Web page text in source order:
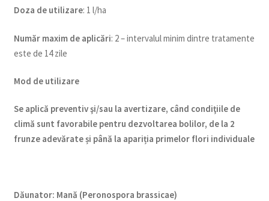
Doza de utilizare: 1 l/ha
Număr maxim de aplicări: 2 – intervalul minim dintre tratamente
este de 14 zile
Mod de utilizare
Se aplică preventiv şi/sau la avertizare, când condiţiile de
climă sunt favorabile pentru dezvoltarea bolilor, de la 2
frunze adevărate și până la apariția primelor flori individuale
Dăunator: Mană (Peronospora brassicae)